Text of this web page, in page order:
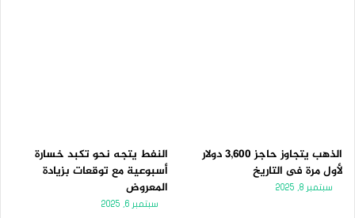
الذهب يتجاوز حاجز 3,600 دولار
لأول مرة فى التاريخ
سبتمبر 8, 2025
النفط يتجه نحو تكبد خسارة
أسبوعية مع توقعات بزيادة
المعروض
سبتمبر 6, 2025